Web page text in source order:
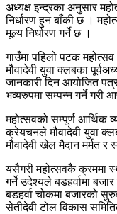
अध्यक्ष इन्द्रका अनुसार
निर्धारण हुन बाँकी छ ।
मूल्य निर्धारण गर्ने छ ।
गाउँमा पहिलो पटक
मौवादेवी युवा क्लबका
जानकारी दिन आयोजित
भव्यरुपमा सम्पन्न गर्ने गरी
महोत्सवको सम्पूर्ण आर्थिक
क्रेयचनले मौवादेवी युवा
मौवादेवी खेल मैदान मर्मत र
यसैगरी महोत्सवकै क्रममा
गर्ने उदेश्यले बडहर्वामा
बडहर्वा चोकमा बजारको
सेतीदेवी टोल विकास